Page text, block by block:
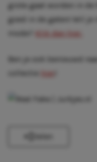
grote gaat worden in de
goed in de gaten! Wil je
Klik dan hier.
Ben je ook benieuwd
collectie
hier